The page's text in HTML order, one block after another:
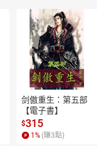
剑傲重生：第五部
【電子書】
$315
1 % (賺3點)